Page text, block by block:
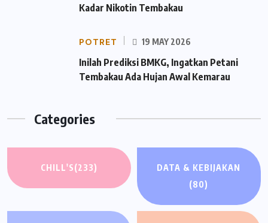
Kadar Nikotin Tembakau
POTRET 19 MAY 2026
Inilah Prediksi BMKG, Ingatkan Petani
Tembakau Ada Hujan Awal Kemarau
Categories
CHILL'S(233)
DATA & KEBIJAKAN
(80)